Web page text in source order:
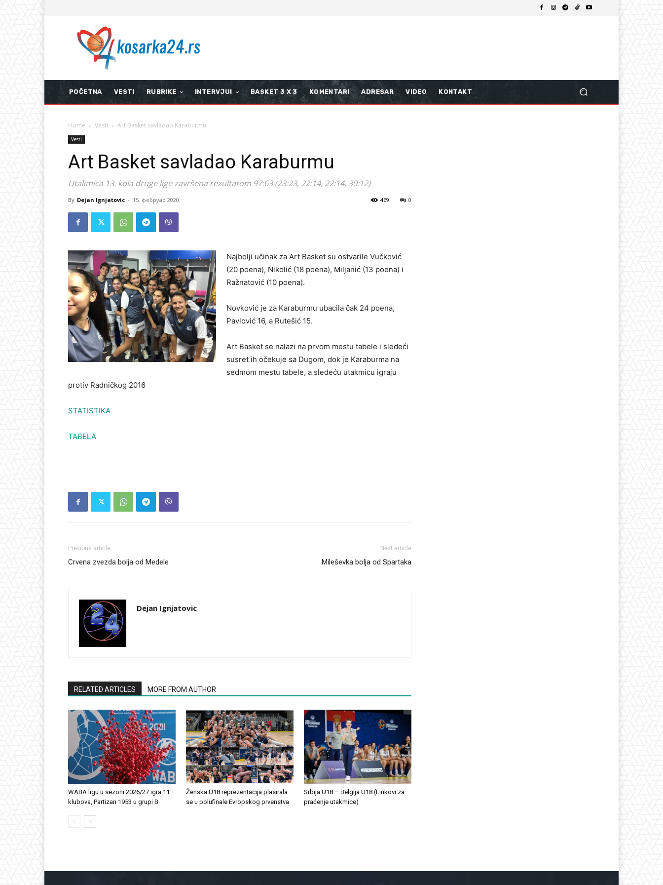
POČETNA VESTI RUBRIKE INTERVJUI BASKET 3 X 3 KOMENTARI ADRESAR VIDEO KONTAKT
Home Vesti Art Basket savladao Karaburmu
Vesti
Art Basket savladao Karaburmu
Utakmica 13. kola druge lige završena rezultatom 97:63 (23:23, 22:14, 22:14, 30:12)
By Dejan Ignjatovic - 15. фебруар 2020. 0
469
Najbolji učinak za Art Basket su ostvarile Vučković
(20 poena), Nikolić (18 poena), Miljanić (13 poena) i
Ražnatović (10 poena).
Novković je za Karaburmu ubacila čak 24 poena,
Pavlović 16, a Rutešić 15.
Art Basket se nalazi na prvom mestu tabele i sledeći
susret ih očekuje sa Dugom, dok je Karaburma na
sedmom mestu tabele, a sledeću utakmicu igraju
protiv Radničkog 2016
STATISTIKA
TABELA
Previous article
Crvena zvezda bolja od Medele
Next article
Mileševka bolja od Spartaka
Dejan Ignjatovic
RELATED ARTICLES MORE FROM AUTHOR
WABA ligu u sezoni 2026/27 igra 11
klubova, Partizan 1953 u grupi B
Ženska U18 reprezentacija plasirala
se u polufinale Evropskog prvenstva
Srbija U18 – Belgija U18 (Linkovi za
praćenje utakmice)